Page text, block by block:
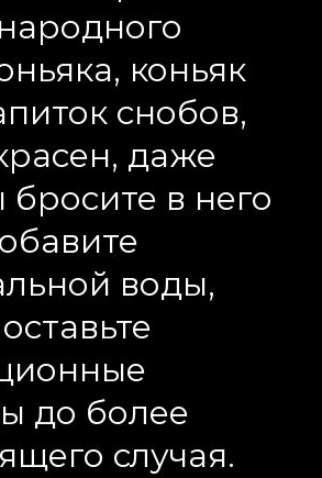
коньяк
снобов,
даже
бросите в него
воды,
до более
случая.